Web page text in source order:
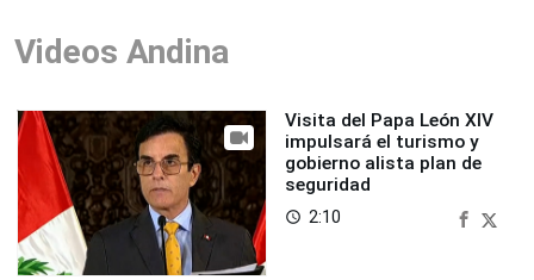
Videos Andina
Visita del Papa León XIV
impulsará el turismo y
gobierno alista plan de
seguridad
access_time 2:10